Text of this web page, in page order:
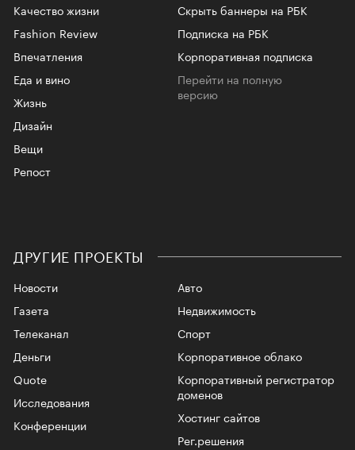
Качество жизни
Fashion Review
Впечатления
Еда и вино
Жизнь
Дизайн
Вещи
Репост
Скрыть баннеры на РБК
Подписка на РБК
Корпоративная подписка
Перейти на полную
версию
ДРУГИЕ ПРОЕКТЫ
Новости
Газета
Телеканал
Авто
Недвижимость
Спорт
Корпоративное облако
Корпоративный регистратор
доменов
Хостинг сайтов
Рег.решения
Деньги
Quote
Исследования
Конференции